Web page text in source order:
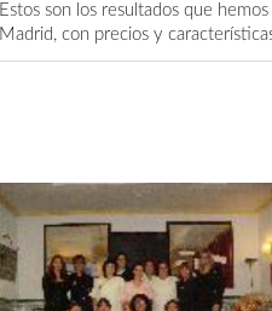
Estos son los resultados que
Madrid, con precios y